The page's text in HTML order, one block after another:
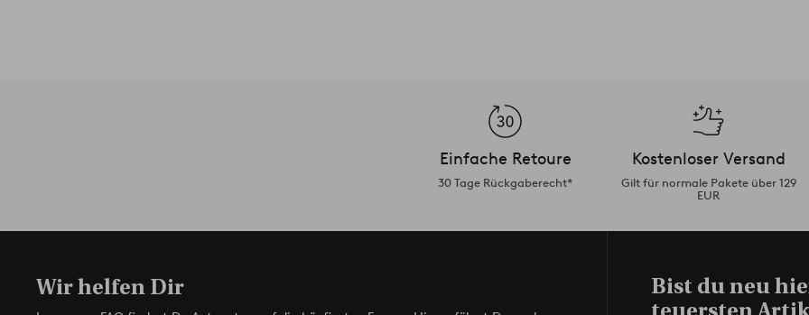
Einfache Retoure
30 Tage Rückgaberecht*
Kostenloser Versand
Gilt für normale Pakete über 129
EUR
Wir helfen Dir
Bist du neu